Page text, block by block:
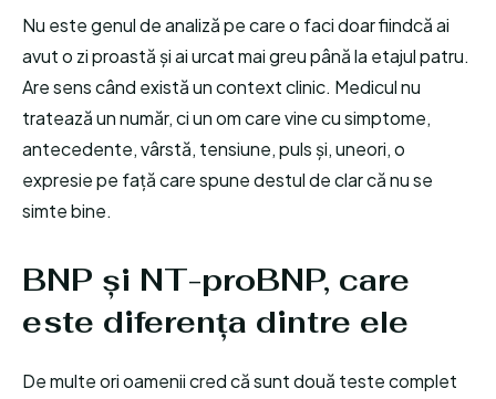
Nu este genul de analiză pe care o faci doar fiindcă ai
avut o zi proastă și ai urcat mai greu până la etajul patru.
Are sens când există un context clinic. Medicul nu
tratează un număr, ci un om care vine cu simptome,
antecedente, vârstă, tensiune, puls și, uneori, o
expresie pe față care spune destul de clar că nu se
simte bine.
BNP și NT-proBNP, care
este diferența dintre ele
De multe ori oamenii cred că sunt două teste complet